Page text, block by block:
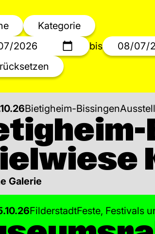
Kategorie
bis
Bietigheim-Bissingen
Galerie
FilderstadtFeste, Festivals